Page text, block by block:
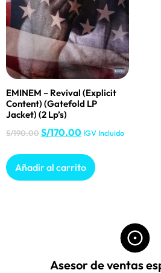
EMINEM – Revival (Explicit
Content) (Gatefold LP
Jacket) (2 Lp’s)
S/190.00S/170.00 IGV Incluido
Añadir al carrito
Asesor de ventas